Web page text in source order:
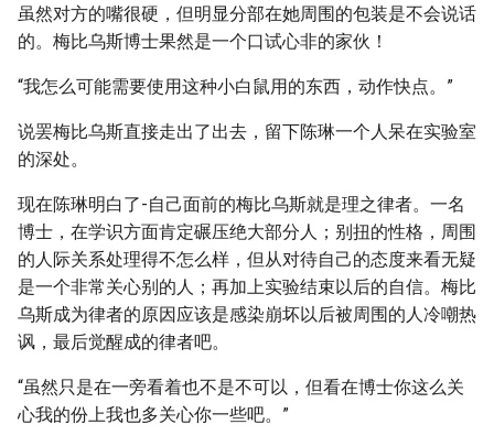
虽然对方的嘴很硬，但明显分部在她周围的包装是不会说话
的。梅比乌斯博士果然是一个口试心非的家伙！
“我怎么可能需要使用这种小白鼠用的东西，动作快点。”
说罢梅比乌斯直接走出了出去，留下陈琳一个人呆在实验室
的深处。
现在陈琳明白了-自己面前的梅比乌斯就是理之律者。一名
博士，在学识方面肯定碾压绝大部分人；别扭的性格，周围
的人际关系处理得不怎么样，但从对待自己的态度来看无疑
是一个非常关心别的人；再加上实验结束以后的自信。梅比
乌斯成为律者的原因应该是感染崩坏以后被周围的人冷嘲热
讽，最后觉醒成的律者吧。
“虽然只是在一旁看着也不是不可以，但看在博士你这么关
心我的份上我也多关心你一些吧。”